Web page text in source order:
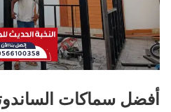
أفضل سماكات